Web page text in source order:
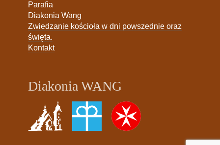
Parafia
Diakonia Wang
Zwiedzanie kościoła w dni powszednie oraz
święta.
Kontakt
Diakonia WANG